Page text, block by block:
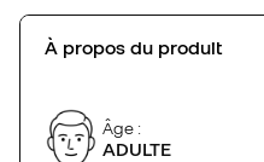
À propos du produit
Âge :
ADULTE